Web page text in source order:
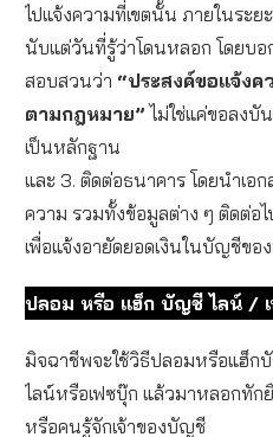
ไปแจ้งความที่เขตนั้น ภายในระย
นับแต่วันที่รู้ว่าโดนหลอก โดยบ
สอบสวนว่า “ประสงค์ขอแจ้งค
ตามกฎหมาย” ไม่ใช่แค่ขอลงบั
เป็นหลักฐาน
และ 3. ติดต่อธนาคาร โดยนำเอก
ความ รวมทั้งข้อมูลต่าง ๆ ติดต่อ
เพื่อแจ้งอายัดยอดเงินในบัญชีขอ
ปลอม หรือ แฮ็ก บัญชี ไลน์ /
มิจฉาชีพจะใช้วิธีปลอมหรือแฮ็ก
ไลน์หรือเฟซบุ๊ก แล้วมาหลอกทัก
หรือคนรู้จักเจ้าของบัญชี